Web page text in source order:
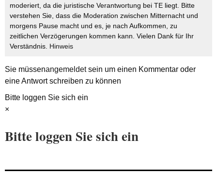
moderiert, da die juristische Verantwortung bei TE liegt. Bitte
verstehen Sie, dass die Moderation zwischen Mitternacht und
morgens Pause macht und es, je nach Aufkommen, zu
zeitlichen Verzögerungen kommen kann. Vielen Dank für Ihr
Verständnis. Hinweis
Sie müssenangemeldetsein um einen Kommentar oder
eine Antwort schreiben zu können
Bitte loggen Sie sich ein
×
Bitte loggen Sie sich ein